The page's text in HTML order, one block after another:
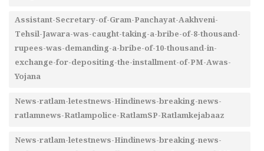
Assistant-Secretary-of-Gram-Panchayat-Aakhveni-
Tehsil-Jawara-was-caught-taking-a-bribe-of-8-thousand-
rupees-was-demanding-a-bribe-of-10-thousand-in-
exchange-for-depositing-the-installment-of-PM-Awas-
Yojana
News-ratlam-letestnews-Hindinews-breaking-news-
ratlamnews-Ratlampolice-RatlamSP-Ratlamkejabaaz
News-ratlam-letestnews-Hindinews-breaking-news-